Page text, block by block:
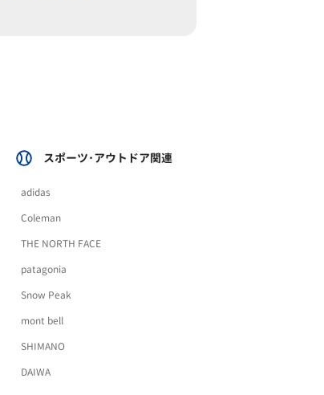
スポーツ･アウトドア関連
adidas
Coleman
THE NORTH FACE
patagonia
Snow Peak
mont bell
SHIMANO
DAIWA